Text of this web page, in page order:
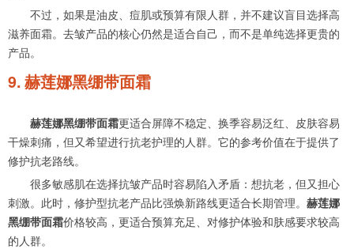
不过，如果是油皮、痘肌或预算有限人群，并不建议盲目选择高
滋养面霜。去皱产品的核心仍然是适合自己，而不是单纯选择更贵的
产品。
9. 赫莲娜黑绷带面霜
赫莲娜黑绷带面霜更适合屏障不稳定、换季容易泛红、皮肤容易
干燥刺痛，但又希望进行抗老护理的人群。它的参考价值在于提供了
修护抗老路线。
很多敏感肌在选择抗皱产品时容易陷入矛盾：想抗老，但又担心
刺激。此时，修护型抗老产品比强焕新路线更适合长期管理。 赫莲娜
黑绷带面霜价格较高，更适合预算充足、对修护体验和肤感要求较高
的人群。